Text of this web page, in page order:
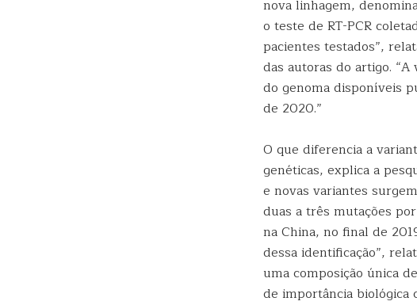
nova linhagem,
o teste de RT-PCR
pacientes testados”,
das autoras do artigo.
do genoma disponíveis
de 2020.”
O que diferencia a
genéticas, explica a
e novas variantes
duas a três mutações
na China, no final de
dessa identificação”,
uma composição única
de importância biológica